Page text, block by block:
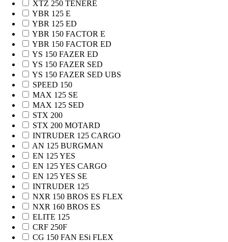
XTZ 250 TENERE
YBR 125 E
YBR 125 ED
YBR 150 FACTOR E
YBR 150 FACTOR ED
YS 150 FAZER ED
YS 150 FAZER SED
YS 150 FAZER SED UBS
SPEED 150
MAX 125 SE
MAX 125 SED
STX 200
STX 200 MOTARD
INTRUDER 125 CARGO
AN 125 BURGMAN
EN 125 YES
EN 125 YES CARGO
EN 125 YES SE
INTRUDER 125
NXR 150 BROS ES FLEX
NXR 160 BROS ES
ELITE 125
CRF 250F
CG 150 FAN ESi FLEX